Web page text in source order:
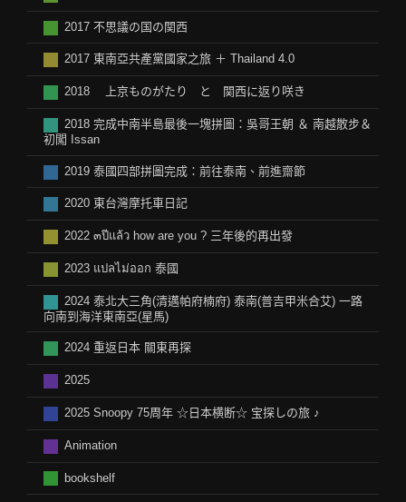
2017 不思議の国の関西
2017 東南亞共產黨國家之旅 ＋ Thailand 4.0
2018 上京ものがたり と 関西に返り咲き
2018 完成中南半島最後一塊拼圖：吳哥王朝 ＆ 南越散步＆
初闖 Issan
2019 泰國四部拼圖完成：前往泰南、前進齋節
2020 東台灣摩托車日記
2022 ๓ปีแล้ว how are you ? 三年後的再出發
2023 แปลไม่ออก 泰國
2024 泰北大三角(清邁帕府楠府) 泰南(普吉甲米合艾) 一路
向南到海洋東南亞(星馬)
2024 重返日本 關東再探
2025
2025 Snoopy 75周年 ☆日本横断☆ 宝探しの旅 ♪
Animation
bookshelf